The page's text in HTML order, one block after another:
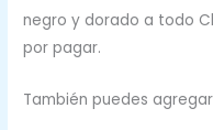
negro y dorado a todo
por pagar.
También puedes